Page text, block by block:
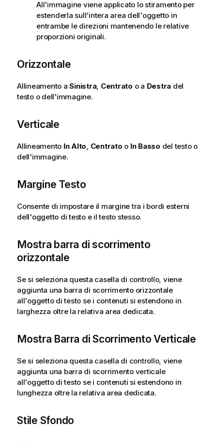
All'immagine viene applicato lo stiramento per
estenderla sull'intera area dell'oggetto in
entrambe le direzioni mantenendo le relative
proporzioni originali.
Orizzontale
Allineamento aSinistra, Centrato o a Destra del
testo o dell'immagine.
Verticale
Allineamento In Alto, Centrato o In Basso del testo o
dell'immagine.
Margine Testo
Consente di impostare il margine tra i bordi esterni
dell'oggetto di testo e il testo stesso.
Mostra barra di scorrimento
orizzontale
Se si seleziona questa casella di controllo, viene
aggiunta una barra di scorrimento orizzontale
all'oggetto di testo se i contenuti si estendono in
larghezza oltre la relativa area dedicata.
Mostra Barra di Scorrimento Verticale
Se si seleziona questa casella di controllo, viene
aggiunta una barra di scorrimento verticale
all'oggetto di testo se i contenuti si estendono in
lunghezza oltre la relativa area dedicata.
Stile Sfondo